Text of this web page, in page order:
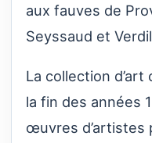
aux fauves de
Seyssaud et
La collection
la fin des années
œuvres d’artistes